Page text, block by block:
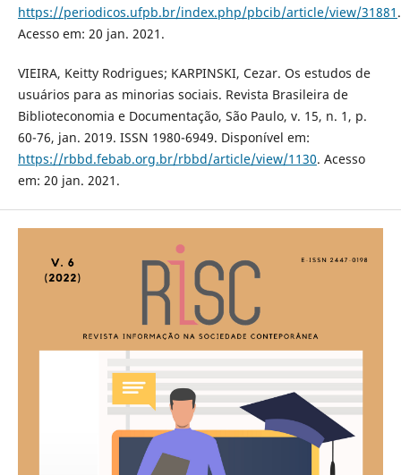
https://periodicos.ufpb.br/index.php/pbcib/article/view/31881 .
Acesso em: 20 jan. 2021.
VIEIRA, Keitty Rodrigues; KARPINSKI, Cezar. Os estudos de
usuários para as minorias sociais. Revista Brasileira de
Biblioteconomia e Documentação, São Paulo, v. 15, n. 1, p.
60-76, jan. 2019. ISSN 1980-6949. Disponível em:
https://rbbd.febab.org.br/rbbd/article/view/1130. Acesso
em: 20 jan. 2021.